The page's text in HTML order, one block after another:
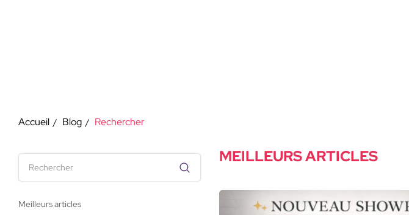
Accueil Blog Rechercher
Meilleurs articles
MEILLEURS ARTICLES